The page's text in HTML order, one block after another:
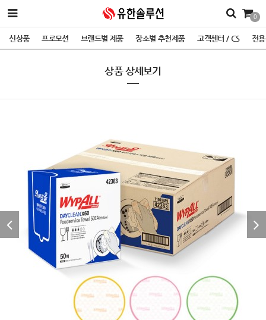
0
신상품 프로모션 브랜드별 제품 장소별 추천제품 고객센터 / CS 전
상품 상세보기